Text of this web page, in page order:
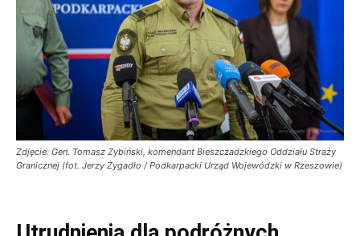
Zdjęcie: Gen. Tomasz Zybiński, komendant Bieszczadzkiego Oddziału Straży
Granicznej (fot. Jerzy Żygadło / Podkarpacki Urząd Wojewódzki w Rzeszowie)